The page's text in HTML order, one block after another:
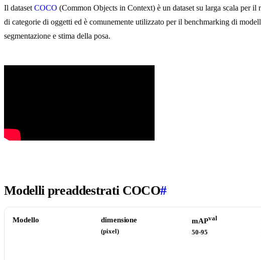
Il dataset COCO (Common Objects in Context) è un dataset su larga scala per
di categorie di oggetti ed è comunemente utilizzato per il benchmarking di
segmentazione e stima della posa.
Modelli preaddestrati COCO#
Modello dimensione
(pixel)
mAPval
50-95